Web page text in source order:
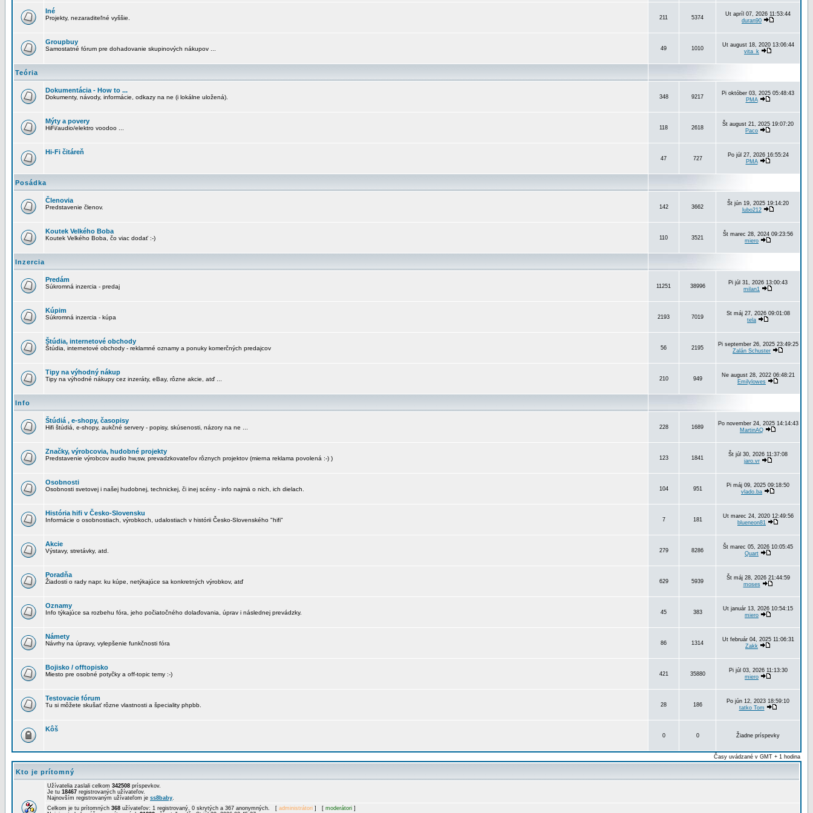
Iné
Projekty, nezaraditeľné vyššie. 211 5374
Ut apríl 07, 2026 11:53:44
duran90
Groupbuy
Samostatné fórum pre dohadovanie skupinových nákupov ... 49 1010
Ut august 18, 2020 13:06:44
vita_k
Teória
Dokumentácia - How to ...
Dokumenty, návody, informácie, odkazy na ne (i lokálne uložená). 348 9217
Pi október 03, 2025 05:48:43
PMA
Mýty a povery
HiFi/audio/elektro voodoo ... 118 2618
Št august 21, 2025 19:07:20
Paco
Hi-Fi čitáreň
47 727
Po júl 27, 2026 16:55:24
PMA
Posádka
Členovia
Predstavenie členov. 142 3662
Št jún 19, 2025 19:14:20
lubo212
Koutek Velkého Boba
Koutek Velkého Boba, čo viac dodať :-) 110 3521
Št marec 28, 2024 09:23:56
miero
Inzercia
Predám
Súkromná inzercia - predaj 11251 38996
Pi júl 31, 2026 13:00:43
milan1
Kúpim
Súkromná inzercia - kúpa 2193 7019
St máj 27, 2026 09:01:08
tela
Štúdia, internetové obchody
Štúdia, internetové obchody - reklamné oznamy a ponuky komerčných predajcov 56 2195
Pi september 26, 2025 23:49:25
Zalán Schuster
Tipy na výhodný nákup
Tipy na výhodné nákupy cez inzeráty, eBay, rôzne akcie, atď ... 210 949
Ne august 28, 2022 06:48:21
Emilylowes
Info
Štúdiá , e-shopy, časopisy
Hifi štúdiá, e-shopy, aukčné servery - popisy, skúsenosti, názory na ne ... 228 1689
Po november 24, 2025 14:14:43
MartinAQ
Značky, výrobcovia, hudobné projekty
Predstavenie výrobcov audio hw,sw, prevadzkovateľov rôznych projektov (mierna reklama povolená :-) ) 123 1841
Št júl 30, 2026 11:37:08
jaro.vr
Osobnosti
Osobnosti svetovej i našej hudobnej, technickej, či inej scény - info najmä o nich, ich dielach. 104 951
Pi máj 09, 2025 09:18:50
vlado.ba
História hifi v Česko-Slovensku
Informácie o osobnostiach, výrobkoch, udalostiach v histórii Česko-Slovenského "hifi" 7 181
Ut marec 24, 2020 12:49:56
blueneon81
Akcie
Výstavy, stretávky, atd. 279 8286
Št marec 05, 2026 10:05:45
Quart
Poradňa
Žiadosti o rady napr. ku kúpe, netýkajúce sa konkretných výrobkov, atď 629 5939
Št máj 28, 2026 21:44:59
moses
Oznamy
Info týkajúce sa rozbehu fóra, jeho počiatočného dolaďovania, úprav i následnej prevádzky. 45 383
Ut január 13, 2026 10:54:15
miero
Námety
Návrhy na úpravy, vylepšenie funkčnosti fóra 86 1314
Ut február 04, 2025 11:06:31
Zakk
Bojisko / offtopisko
Miesto pre osobné potyčky a off-topic temy :-) 421 35880
Pi júl 03, 2026 11:13:30
miero
Testovacie fórum
Tu si môžete skušať rôzne vlastnosti a špeciality phpbb. 28 186
Po jún 12, 2023 18:59:10
tatko Tom
Kôš
0 0 Žiadne príspevky
Časy uvádzané v GMT + 1 hodina
Kto je prítomný
Užívatelia zaslali celkom 342508 príspevkov.
Je tu 18467 registrovaných užívateľov.
Najnovším registrovaným užívateľom je ss8baby.
Celkom je tu prítomných 368 užívateľov: 1 registrovaný, 0 skrytých a 367 anonymných. [ administrátori ] [ moderátori ]